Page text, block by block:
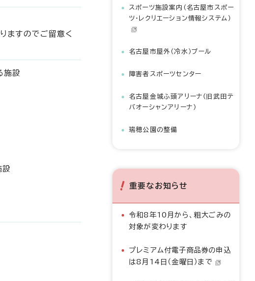
ますのでご留意く
施設
スポーツ施設案内（名古屋市スポー
ツ・レクリエーション情報システム）
名古屋市屋外（冷水）プール
障害者スポーツセンター
名古屋金城ふ頭アリーナ（旧武田テ
バオーシャンアリーナ）
瑞穂公園の整備
重要なお知らせ
令和8年10月から、粗大ごみの
対象が変わります
プレミアム付電子商品券の申込
は8月14日（金曜日）まで